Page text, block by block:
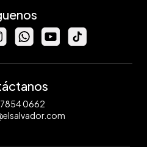
0662